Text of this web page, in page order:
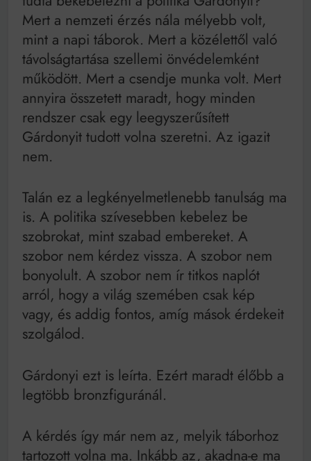
Mert a nemzeti érzés nála mélyebb volt,
mint a napi táborok. Mert a közélettől való
távolságtartása szellemi önvédelemként
működött. Mert a csendje munka volt. Mert
annyira összetett maradt, hogy minden
rendszer csak egy leegyszerűsített
Gárdonyit tudott volna szeretni. Az igazit
nem.
Talán ez a legkényelmetlenebb tanulság ma
is. A politika szívesebben kebelez be
szobrokat, mint szabad embereket. A
szobor nem kérdez vissza. A szobor nem
bonyolult. A szobor nem ír titkos naplót
arról, hogy a világ szemében csak kép
vagy, és addig fontos, amíg mások érdekeit
szolgálod.
Gárdonyi ezt is leírta. Ezért maradt élőbb a
legtöbb bronzfiguránál.
A kérdés így már nem az, melyik táborhoz
tartozott volna ma. Inkább az, akadna-e ma